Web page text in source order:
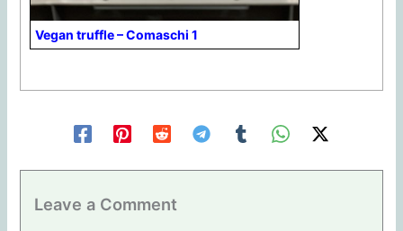
Vegan truffle – Comaschi 1
Leave a Comment